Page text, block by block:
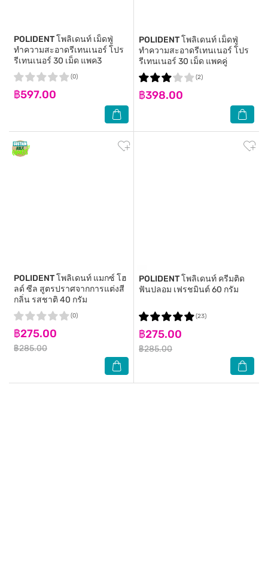
POLIDENTโพลิเดนท์ เม็ดฟู่
ทำความสะอาดรีเทนเนอร์ โปร
รีเทนเนอร์ 30 เม็ด แพค3
฿597.00
(0)
POLIDENTโพลิเดนท์ เม็ดฟู่
ทำความสะอาดรีเทนเนอร์ โปร
รีเทนเนอร์ 30 เม็ด แพคคู่
฿398.00
(2)
POLIDENTโพลิเดนท์ แมกซ์ โฮ
ลด์ ซีล สูตรปราศจากการแต่งสี
กลิ่น รสชาติ 40 กรัม
฿275.00
฿285.00
(0)
POLIDENTโพลิเดนท์ ครีมติด
ฟันปลอม เฟรชมินต์ 60 กรัม
฿275.00
฿285.00
(23)